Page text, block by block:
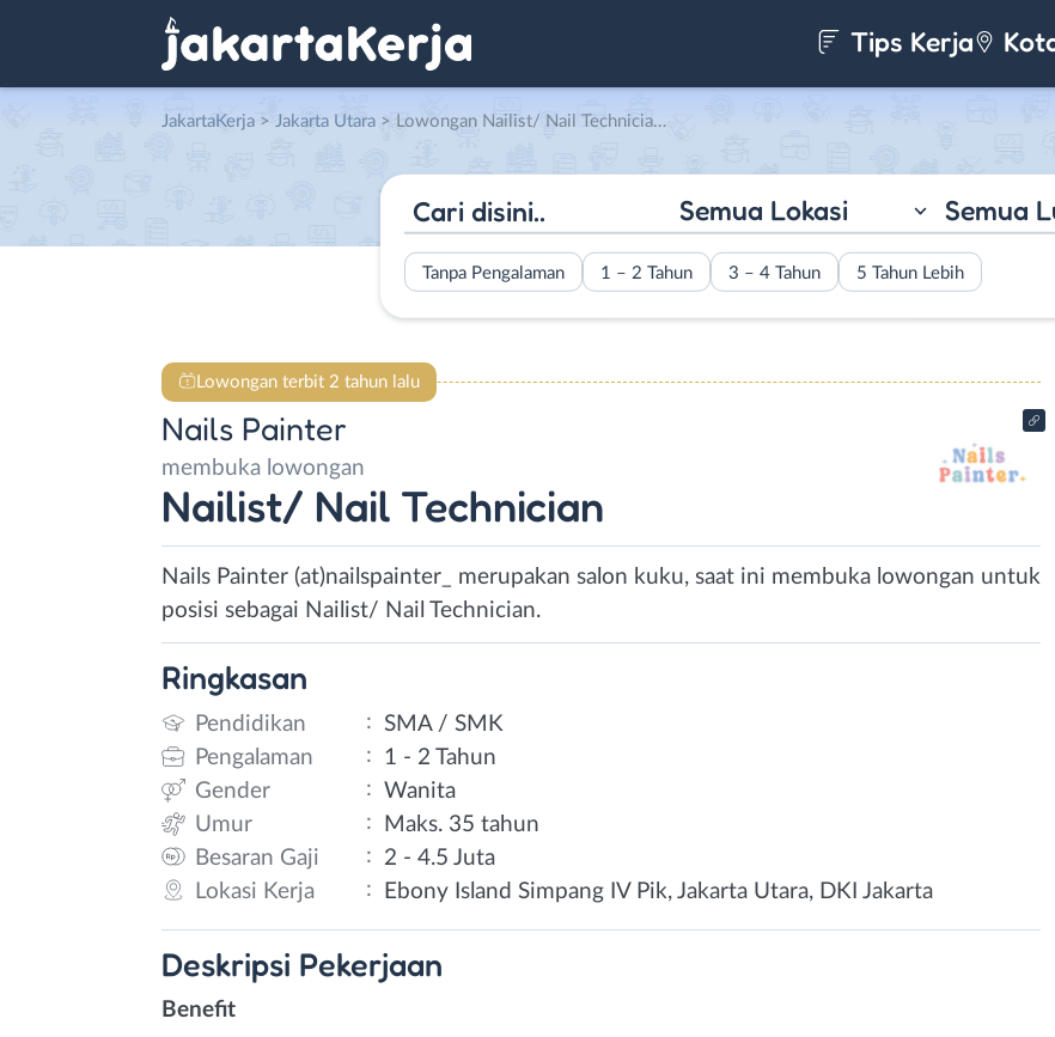
Tips Kerja
JakartaKerja > Jakarta Utara > Lowongan Nailist/ Nail Technician di Nails Painter
Semua Lokasi Semua
Tanpa Pengalaman 1 – 2 Tahun 3 – 4 Tahun 5 Tahun Lebih
Lowongan terbit 2 tahun lalu
Nails Painter
membuka lowongan
Nailist/ Nail Technician
Nails Painter (at)nailspainter_ merupakan salon kuku, saat ini membuka lowongan untuk
posisi sebagai Nailist/ Nail Technician.
Ringkasan
Pendidikan : SMA / SMK
Pengalaman
:
1 - 2 Tahun
Gender
: Wanita
Umur
:
Maks. 35 tahun
Besaran Gaji
:
2 - 4.5 Juta
Lokasi Kerja
: Ebony Island Simpang IV Pik, Jakarta Utara, DKI Jakarta
Deskripsi Pekerjaan
Benefit